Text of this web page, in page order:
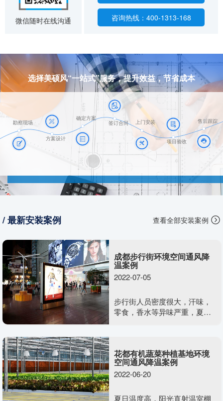
微信随时在线沟通 咨询热线：400-1313-168
选择美硕风“一站式”服务，提升效益，节省成本
勘察现场
方案设计
确定方案
签订合同
上门安装
项目验收
售后跟踪
/ 最新安装案例 查看全部安装案例
成都步行街环境空间通风降
温案例
2022-07-05
步行街人员密度很大，汗味，
零食，香水等异味严重，夏日
露天情况下无法安装一般的通
风降温设备。需要什么样的通
风降温方案效果又好，又不影
花都有机蔬菜种植基地环境
空间通风降温案例
2022-06-20
夏日温度高，阳光直射温室棚